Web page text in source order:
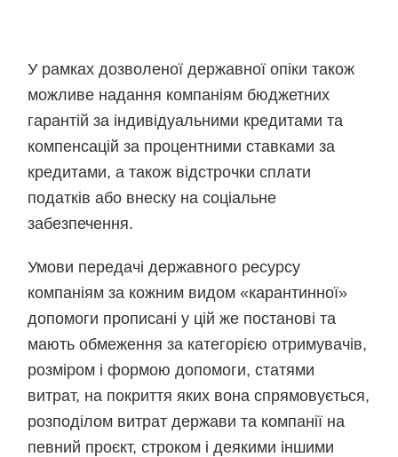
У рамках дозволеної державної опіки також
можливе надання компаніям бюджетних
гарантій за індивідуальними кредитами та
компенсацій за процентними ставками за
кредитами, а також відстрочки сплати
податків або внеску на соціальне
забезпечення.
Умови передачі державного ресурсу
компаніям за кожним видом «карантинної»
допомоги прописані у цій же постанові та
мають обмеження за категорією отримувачів,
розміром і формою допомоги, статями
витрат, на покриття яких вона спрямовується,
розподілом витрат держави та компанії на
певний проєкт, строком і деякими іншими